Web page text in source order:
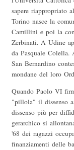
sapere riappropriato
Torino nasce la
Camillini e poi la
Zerbinati. A Udine
da Pasquale
San Bernardino
mondane del loro
Quando Paolo VI
"pillola" il dissenso
dissenso più per
gerarchico si
'68 dei ragazzi
finanziamenti delle